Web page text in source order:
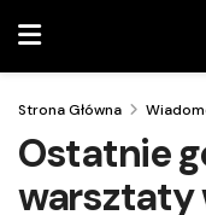
Strona Główna
Ostatnie
warsztaty